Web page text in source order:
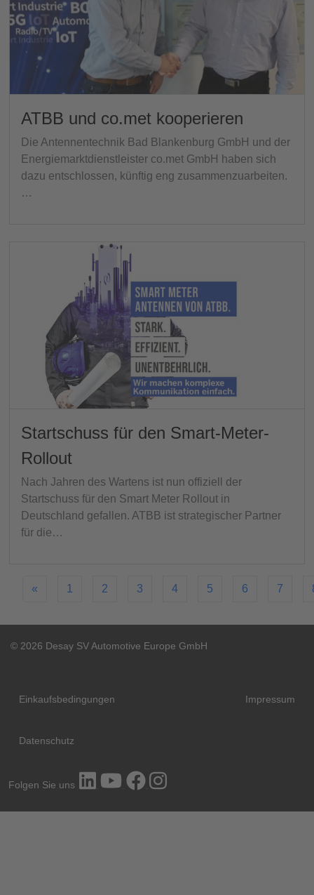
ATBB und co.met kooperieren
Die Antennentechnik Bad Blankenburg GmbH und der
Energiemarktdienstleister co.met GmbH haben sich
dazu entschlossen, künftig eng zusammenzuarbeiten.
…
Startschuss für den Smart-Meter-
Rollout
Nach Jahren des Wartens ist nun offiziell der
Startschuss für den Smart Meter Rollout in
Deutschland gefallen. ATBB ist strategischer Partner
für die…
« 1 2 3 4 5 6 7
© 2026 Desay SV Automotive Europe GmbH
Einkaufsbedingungen Impressum
Datenschutz
Folgen Sie uns